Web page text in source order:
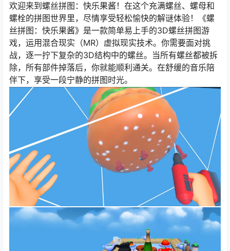
欢迎来到螺丝拼图：快乐果酱！在这个充满螺丝、螺母和
螺栓的拼图世界里，尽情享受轻松愉快的解谜体验！《螺
丝拼图：快乐果酱》是一款简单易上手的3D螺丝拼图游
戏，运用混合现实（MR）虚拟现实技术。你需要面对挑
战，逐一拧下复杂的3D结构中的螺丝。当所有螺丝都被拆
除，所有部件掉落后，你就能顺利通关。在舒缓的音乐陪
伴下，享受一段宁静的拼图时光。